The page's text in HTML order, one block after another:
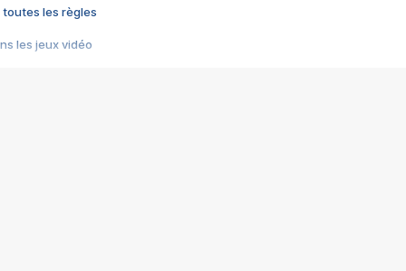
toutes les règles
les jeux vidéo